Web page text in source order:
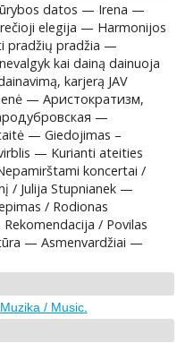
datos — Irena —
elegija — Harmonijos
pradžių pradžia —
kai dainą dainuoja
karjerą JAV
— Аристократизм,
—
— Giedojimas –
— Kurianti ateities
koncertai /
/ Julija Stupnianek —
/ Rodionas
/ Povilas
— Asmenvardžiai —
Muzika / Music.